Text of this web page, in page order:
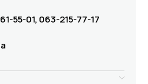
55-01, 063-215-77-17